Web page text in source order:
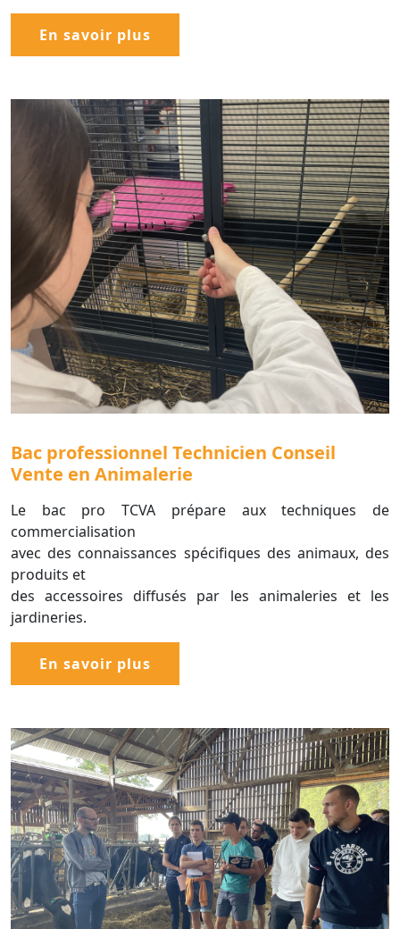
En savoir plus
Bac professionnel Technicien Conseil
Vente en Animalerie
Le bac pro TCVA prépare aux techniques de
commercialisation
avec des connaissances spécifiques des animaux, des
produits et
des accessoires diffusés par les animaleries et les
jardineries.
En savoir plus